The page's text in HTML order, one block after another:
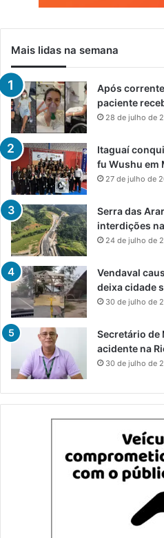
Mais lidas na semana
Após
paciente
28 de julho de
Itaguaí
fu Wushu em
27 de julho de
Serra das
interdições
24 de julho de
Vendaval
deixa cidade
30 de julho de
Secretário de
acidente na
30 de julho de